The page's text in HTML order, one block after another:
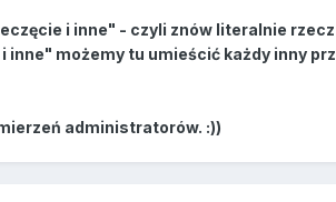
i inne" - czyli znów literalnie
możemy tu umieścić każdy inny
administratorów. :))